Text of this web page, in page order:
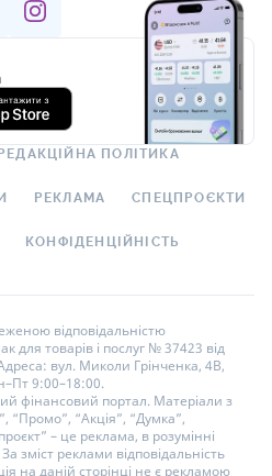
РЕДАКЦІЙНА ПОЛІТИКА
РЕКЛАМА СПЕЦПРОЄКТИ
КОНФІДЕНЦІЙНІСТЬ
відповідальністю
для товарів і послуг № 37423 від
вул. Миколи Грінченка, 4В,
9:00–18:00.
фінансовий портал. Матеріали з
“Промо”, “Акція”, “Думка”,
– це реклама, в розумінні
зміст реклами відповідальність
на даній сторінці не є рекламою